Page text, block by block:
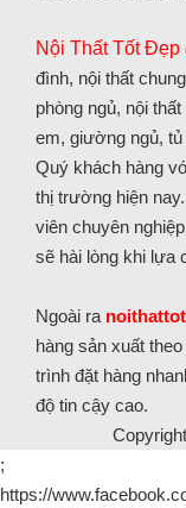
Nội Thất Tốt Đẹp
đình, nội thất
phòng ngủ, nội
em, giường ngủ,
Quý khách hàng
thị trường hiện
viên chuyên
sẽ hài lòng khi lựa
Ngoài ra
hàng sản xuất
trình đặt hàng
độ tin cậy cao.
;
https://